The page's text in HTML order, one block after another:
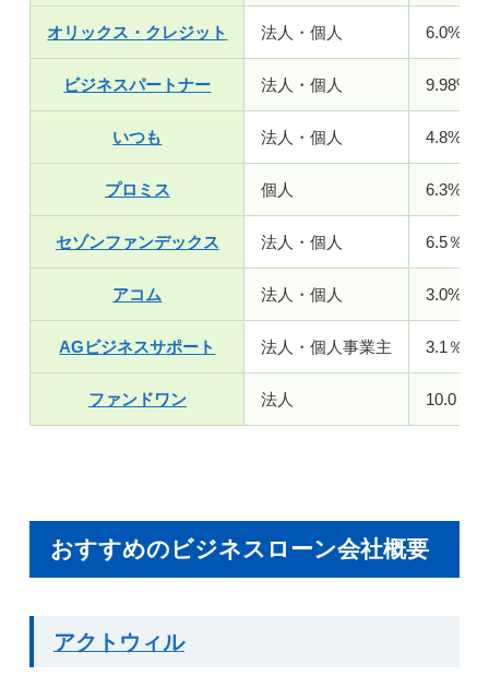
オリックス・クレジット 法人・個人 6.0%〜
ビジネスパートナー 法人・個人 9.98%
いつも 法人・個人 4.8%～
プロミス 個人 6.3%～
セゾンファンデックス 法人・個人 6.5％～
アコム 法人・個人 3.0%～
AGビジネスサポート 法人・個人事業主 3.1％～
ファンドワン 法人 10.0％
おすすめのビジネスローン会社概要
アクトウィル